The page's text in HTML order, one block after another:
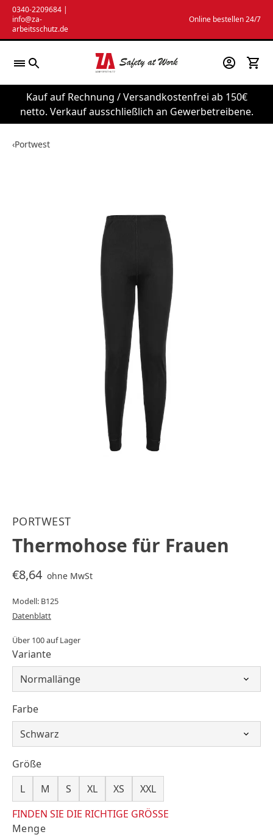
Zum
Inhalt
springen
0340-2209684 |
info@za-
arbeitsschutz.de
Online bestellen 24/7
Kauf auf Rechnung / Versandkostenfrei ab 150€
netto. Verkauf ausschließlich an Gewerbetreibene.
‹Portwest
PORTWEST
Thermohose für Frauen
€8,64 ohne MwSt
Modell: B125
Datenblatt
Über 100 auf Lager
Variante
Farbe
Größe
L
M S XL XS
XXL
FINDEN SIE DIE RICHTIGE GRÖSSE
Menge